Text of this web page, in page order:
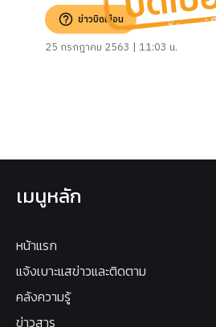
ข่าวบิดเบือน
25 กรกฎาคม 2563 | 11:03 น.
เมนูหลัก
หน้าแรก
แจ้งเบาะแสข่าวและติดตาม
คลังความรู้
ข่าวสาร